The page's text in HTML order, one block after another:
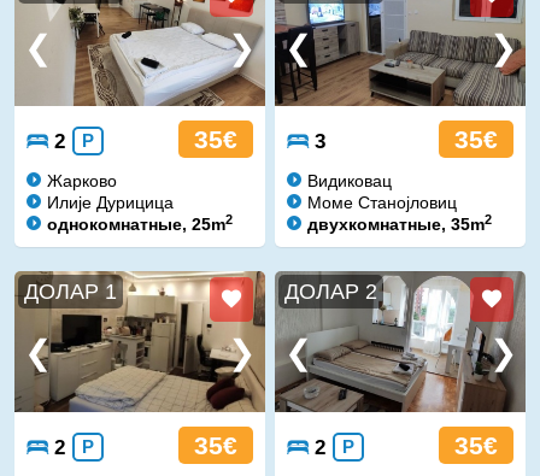
2 P 35€
Жарково
Илије Дурицица
однокомнатные, 25m2
3 35€
Видиковац
Моме Станојловиц
двухкомнатные, 35m2
ДОЛАР 1
2 P 35€
ДОЛАР 2
2 P 35€